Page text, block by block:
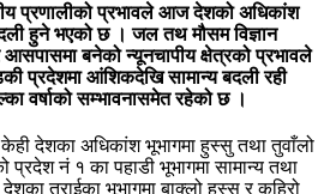
प्रणालीको प्रभावले आज देशको अधिकांश
हुने भएको छ । जल तथ मौसम विज्ञान
बनेको न्यूनचापीय क्षेत्रको प्रभावले
प्रदेशमा आंशिकदेखि सामान्य बदली रही
वर्षाको सम्भावनासमेत रहेको छ ।
देशका अधिकांश भूभागमा हुस्सु तथा तुवाँलो
नं १ का पहाडी भूभागमा सामान्य तथा
तराईका भूभागमा बाक्लो हुस्सु र कुहिरो